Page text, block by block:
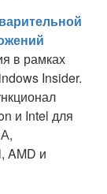
в рамках
Insider.
и Intel для
AMD и